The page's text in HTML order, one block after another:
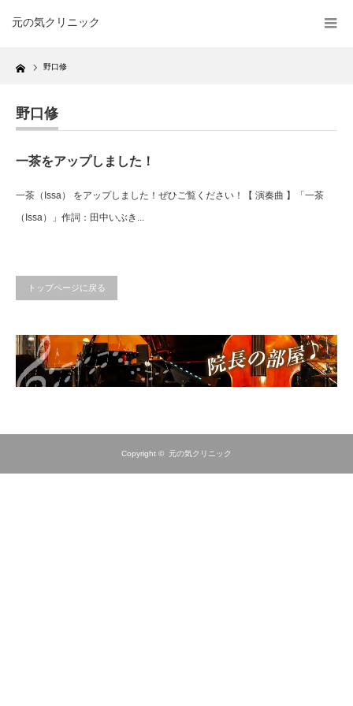
元の気クリニック
Home 野口修
野口修
一茶をアップしました！
一茶（Issa） をアップしました！ぜひご覧ください！【 演奏曲 】「一茶
（Issa）」作詞：田中いぶき...
トップページに戻る
Copyright © 元の気クリニック